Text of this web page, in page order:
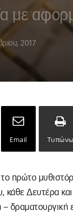
με
2017
Email Τυπώνω
πρώτο
κάθε Δευτέρα
δραματουργική